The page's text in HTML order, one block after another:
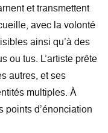
et transmettent
avec la volonté
ainsi qu’à des
ou tus. L’artiste prête
autres, et ses
multiples. À
points d’énonciation